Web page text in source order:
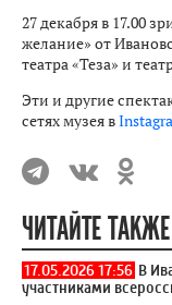
27 декабря в 17.00
желание» от
театра «Теза» и
Эти и другие
сетях музея в
ЧИТАЙТЕ ТАКЖЕ
17.05.2026 17:56 В
участниками